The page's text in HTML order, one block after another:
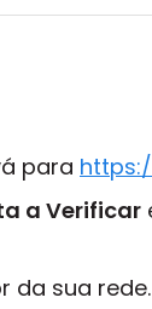
para
a Verificar
da sua rede.